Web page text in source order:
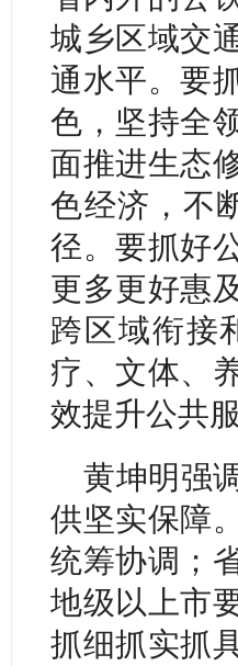
城乡区域交
通水平。要
色，坚持全
面推进生态
色经济，不
径。要抓好
更多更好惠
跨区域衔接
疗、文体、
效提升公共
黄坤明强
供坚实保障
统筹协调；
地级以上市
抓细抓实抓